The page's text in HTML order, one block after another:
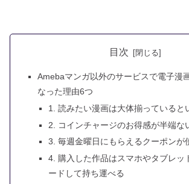
目次
Amebaマンガ以外のサービスで電子漫
なった理由6つ
1. 読みたい漫画は大体揃っていると
2. コインチャージのお得感が半端な
3. 毎週金曜日にもらえるクーポンが
4. 購入した作品はスマホやタブレッ
ードして持ち運べる